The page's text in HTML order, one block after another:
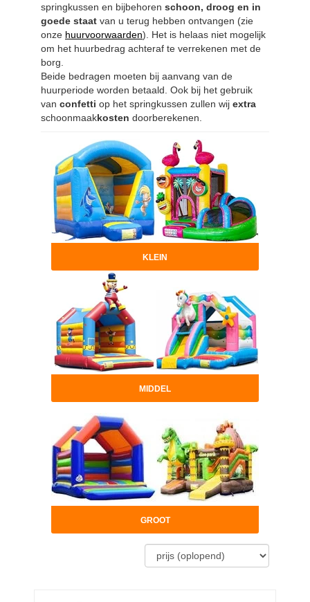
springkussen en bijbehoren schoon, droog en in
goede staat van u terug hebben ontvangen (zie
onze huurvoorwaarden). Het is helaas niet mogelijk
om het huurbedrag achteraf te verrekenen met de
borg.
Beide bedragen moeten bij aanvang van de
huurperiode worden betaald. Ook bij het gebruik
van confetti op het springkussen zullen wij extra
schoonmaakkosten doorberekenen.
KLEIN
MIDDEL
GROOT